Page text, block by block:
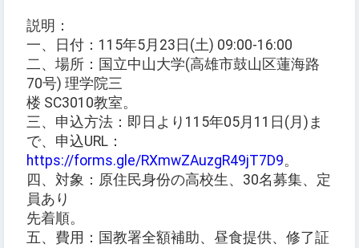
説明：
一、日付：115年5月23日(土) 09:00-16:00
二、場所：国立中山大学(高雄市鼓山区蓮海路
70号) 理学院三
楼 SC3010教室。
三、申込方法：即日より115年05月11日(月)ま
で、申込URL：
https://forms.gle/RXmwZAuzgR49jT7D9。
四、対象：原住民身份の高校生、30名募集、定
員あり
先着順。
五、費用：国教署全額補助、昼食提供、修了証